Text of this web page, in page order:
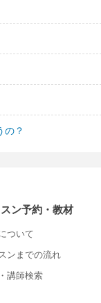
の？
ン予約・教材
ついて
ンまでの流れ
講師検索